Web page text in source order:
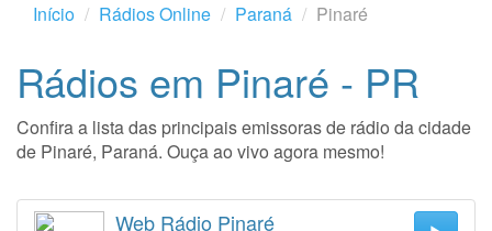
Início Rádios Online Paraná Pinaré
Rádios em Pinaré - PR
Confira a lista das principais emissoras de rádio da cidade
de Pinaré, Paraná. Ouça ao vivo agora mesmo!
Web Rádio Pinaré